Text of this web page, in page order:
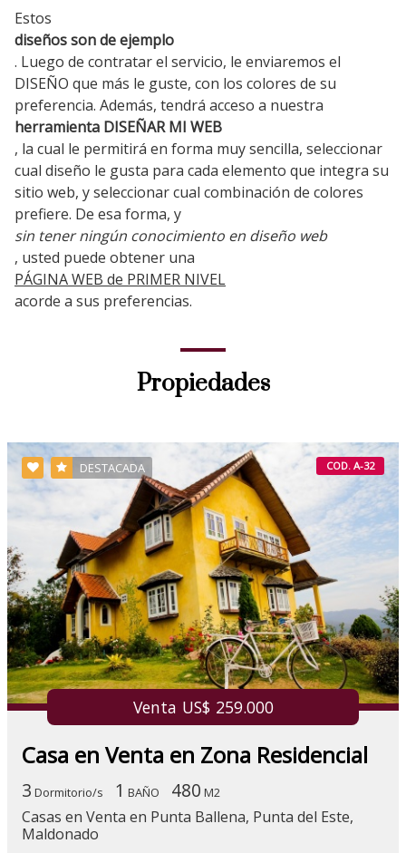
Estos
diseños son de ejemplo
. Luego de contratar el servicio, le enviaremos el
DISEÑO que más le guste, con los colores de su
preferencia. Además, tendrá acceso a nuestra
herramienta DISEÑAR MI WEB
, la cual le permitirá en forma muy sencilla, seleccionar
cual diseño le gusta para cada elemento que integra su
sitio web, y seleccionar cual combinación de colores
prefiere. De esa forma, y
sin tener ningún conocimiento en diseño web
, usted puede obtener una
PÁGINA WEB de PRIMER NIVEL
acorde a sus preferencias.
Propiedades
DESTACADA COD. A-32
Venta US$ 259.000
Casa en Venta en Zona Residencial
3 Dormitorio/s 1 BAÑO 480 M2
Casas en Venta en Punta Ballena, Punta del Este,
Maldonado